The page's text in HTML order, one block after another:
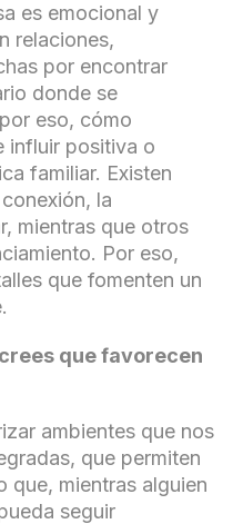
es emocional y
relaciones,
por encontrar
donde se
eso, cómo
influir positiva o
familiar. Existen
la
mientras que otros
Por eso,
que fomenten un
que favorecen
ambientes que nos
que permiten
que, mientras alguien
seguir